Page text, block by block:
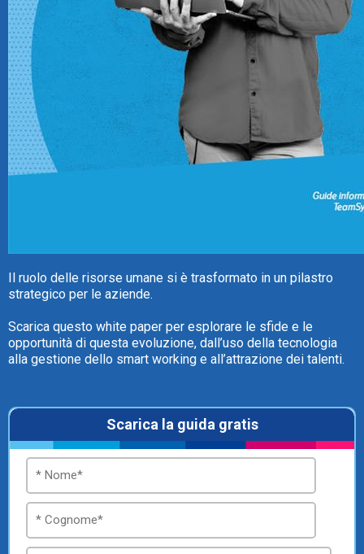
Trust Services
TeamSystem Corporate
TeamSystem Store
Il ruolo delle risorse umane si è trasformato in un pilastro
strategico per le aziende.
Scarica questo white paper per esplorare le sfide e le
opportunità di questa evoluzione, dall’uso della tecnologia
alla gestione dello smart working e all’attrazione dei talenti.
Scarica la guida gratis